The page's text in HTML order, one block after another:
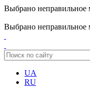
Выбрано
Выбрано
UA
RU